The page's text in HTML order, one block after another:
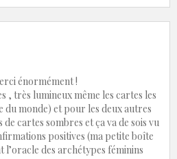
énormément !
, très lumineux même les cartes les
du monde) et pour les deux autres
de cartes sombres et ça va de sois vu
positives (ma petite boîte
l’oracle des archétypes féminins